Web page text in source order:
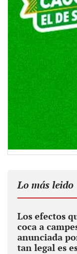
Lo más leido
Los efectos
coca a
anunciada
tan legal es